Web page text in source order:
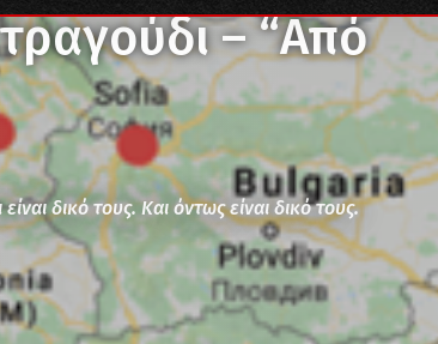
– “Από
δικό τους. Και όντως είναι δικό τους.